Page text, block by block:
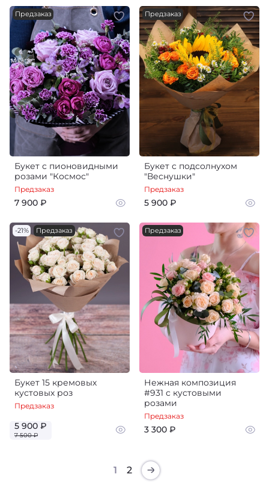
Предзаказ
Букет с пионовидными
розами "Космос"
Предзаказ
7 900 ₽
Предзаказ
Букет с подсолнухом
"Веснушки"
Предзаказ
5 900 ₽
-21% Предзаказ
Букет 15 кремовых
кустовых роз
Предзаказ
5 900 ₽
7 500 ₽
Предзаказ
Нежная композиция
#931 с кустовыми
розами
Предзаказ
3 300 ₽
1 2